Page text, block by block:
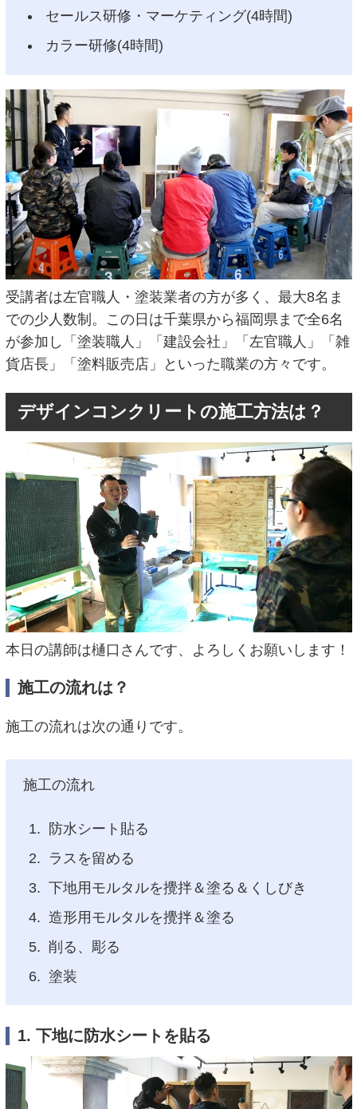
セールス研修・マーケティング(4時間)
カラー研修(4時間)
受講者は左官職人・塗装業者の方が多く、最大8名ま
での少人数制。この日は千葉県から福岡県まで全6名
が参加し「塗装職人」「建設会社」「左官職人」「雑
貨店長」「塗料販売店」といった職業の方々です。
デザインコンクリートの施工方法は？
本日の講師は樋口さんです、よろしくお願いします！
施工の流れは？
施工の流れは次の通りです。
施工の流れ
防水シート貼る
ラスを留める
下地用モルタルを攪拌＆塗る＆くしびき
造形用モルタルを攪拌＆塗る
削る、彫る
塗装
1. 下地に防水シートを貼る